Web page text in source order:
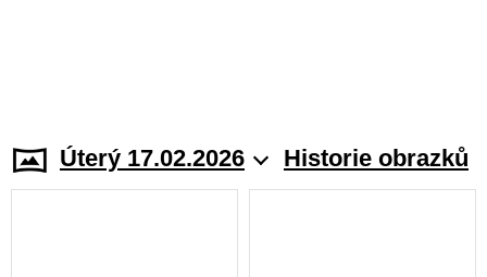
Úterý 17.02.2026 Historie obrazků